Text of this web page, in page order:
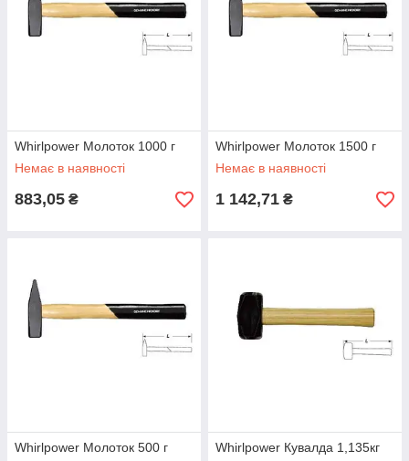
Whirlpower Молоток 1000 г
Немає в наявності
883,05 ₴
Whirlpower Молоток 1500 г
Немає в наявності
1 142,71 ₴
Whirlpower Молоток 500 г
Whirlpower Кувалда 1,135кг